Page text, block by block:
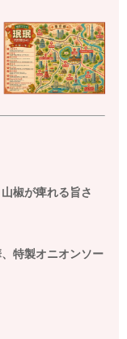
椒が痺れる旨さ
特製オニオンソー